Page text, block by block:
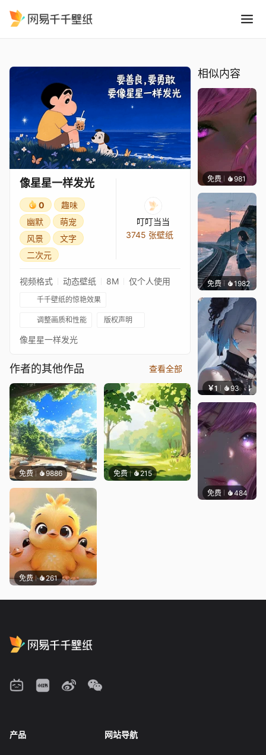
像星星一样发光
0
趣味
幽默
萌宠
风景
文字
二次元
叮叮当当
3745 张壁纸
视频格式 动态壁纸 8M 仅个人使用
千千壁纸的惊艳效果
调整画质和性能 版权声明
像星星一样发光
作者的其他作品 查看全部
免费 9886 免费 215
免费 261
相似内容
免费 981辰东
免费 1982辰东
￥1 93 辰东
免费 484辰东
产品 网站导航